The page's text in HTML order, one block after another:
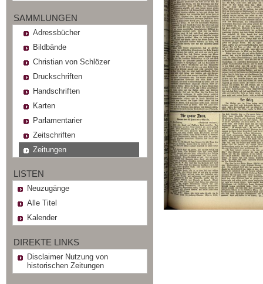
SAMMLUNGEN
Adressbücher
Bildbände
Christian von Schlözer
Druckschriften
Handschriften
Karten
Parlamentarier
Zeitschriften
Zeitungen
LISTEN
Neuzugänge
Alle Titel
Kalender
DIREKTE LINKS
Disclaimer Nutzung von
historischen Zeitungen